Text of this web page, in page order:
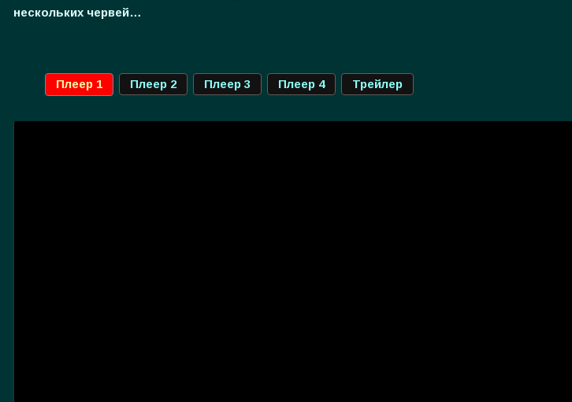
нескольких червей…
Плеер 1 Плеер 2 Плеер 3 Плеер 4 Трейлер